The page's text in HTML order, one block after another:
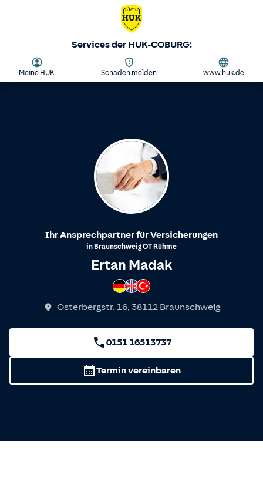
Services der HUK-COBURG:
Meine HUK Schaden melden www.huk.de
Ihr Ansprechpartner für Versicherungen
in BraunschweigOT Rühme
Ertan Madak
Spricht
Deutsch
Englisch
Türkisch
Osterbergstr. 16, 38112 Braunschweig
0151 16513737
Termin vereinbaren